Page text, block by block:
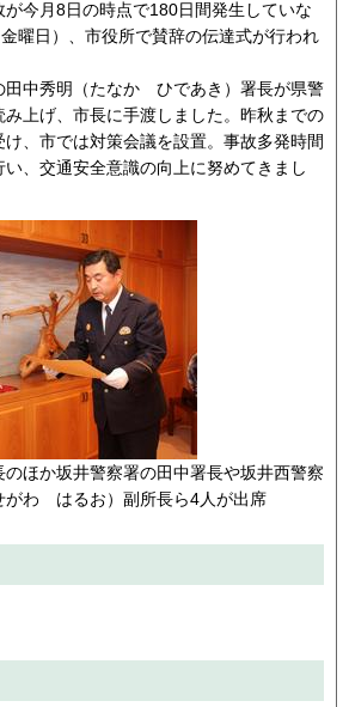
今月8日の時点で180日間発生していな
曜日）、市役所で賛辞の伝達式が行われ
田中秀明（たなか ひであき）署長が県警
上げ、市長に手渡しました。昨秋までの
、市では対策会議を設置。事故多発時間
、交通安全意識の向上に努めてきまし
ほか坂井警察署の田中署長や坂井西警察
がわ はるお）副所長ら4人が出席